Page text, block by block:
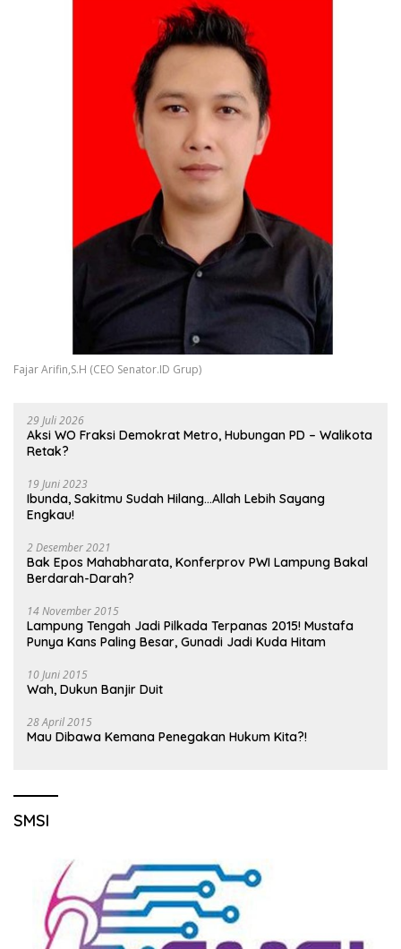
Fajar Arifin,S.H (CEO Senator.ID Grup)
29 Juli 2026
Aksi WO Fraksi Demokrat Metro, Hubungan PD – Walikota
Retak?
19 Juni 2023
Ibunda, Sakitmu Sudah Hilang…Allah Lebih Sayang
Engkau!
2 Desember 2021
Bak Epos Mahabharata, Konferprov PWI Lampung Bakal
Berdarah-Darah?
14 November 2015
Lampung Tengah Jadi Pilkada Terpanas 2015! Mustafa
Punya Kans Paling Besar, Gunadi Jadi Kuda Hitam
10 Juni 2015
Wah, Dukun Banjir Duit
28 April 2015
Mau Dibawa Kemana Penegakan Hukum Kita?!
SMSI